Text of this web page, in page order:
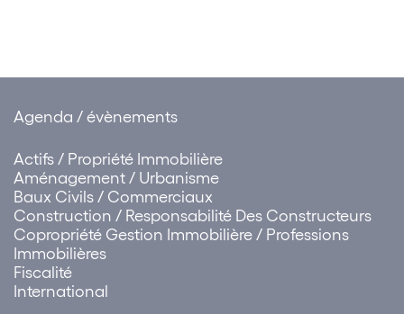
Agenda / évènements
Actifs / Propriété Immobilière
Aménagement / Urbanisme
Baux Civils / Commerciaux
Construction / Responsabilité Des Constructeurs
Copropriété Gestion Immobilière / Professions
Immobilières
Fiscalité
International